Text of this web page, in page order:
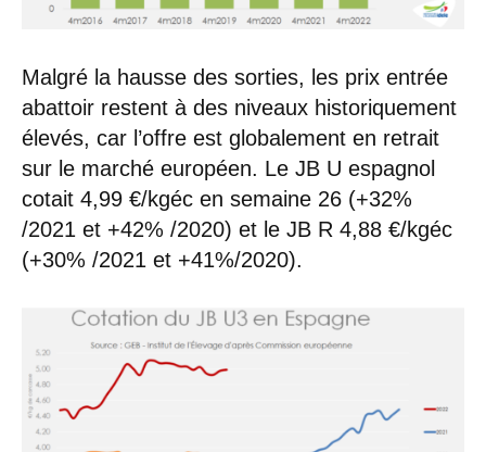
Malgré la hausse des sorties, les prix entrée
abattoir restent à des niveaux historiquement
élevés, car l’offre est globalement en retrait
sur le marché européen. Le JB U espagnol
cotait 4,99 €/kgéc en semaine 26 (+32%
/2021 et +42% /2020) et le JB R 4,88 €/kgéc
(+30% /2021 et +41%/2020).